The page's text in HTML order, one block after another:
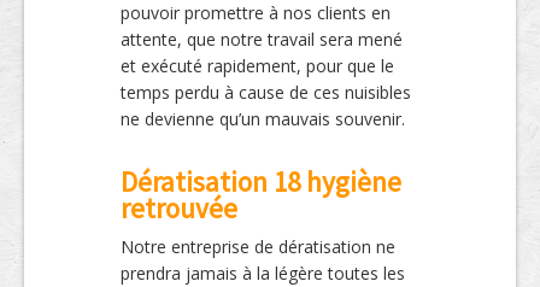
pouvoir promettre à nos clients en
attente, que notre travail sera mené
et exécuté rapidement, pour que le
temps perdu à cause de ces nuisibles
ne devienne qu’un mauvais souvenir.
Dératisation 18 hygiène
retrouvée
Notre entreprise de dératisation ne
prendra jamais à la légère toutes les